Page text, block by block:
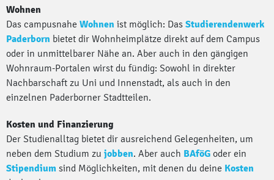
Wohnen
Das campusnahe Wohnen ist möglich: Das Studierendenwerk
Paderborn bietet dir Wohnheimplätze direkt auf dem Campus
oder in unmittelbarer Nähe an. Aber auch in den gängigen
Wohnraum-Portalen wirst du fündig: Sowohl in direkter
Nachbarschaft zu Uni und Innenstadt, als auch in den
einzelnen Paderborner Stadtteilen.
Kosten und Finanzierung
Der Studienalltag bietet dir ausreichend Gelegenheiten, um
neben dem Studium zu jobben. Aber auch BAföG oder ein
Stipendium sind Möglichkeiten, mit denen du deine Kosten